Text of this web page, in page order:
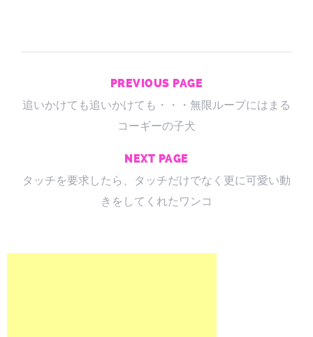
PREVIOUS PAGE
追いかけても追いかけても・・・無限ループにはまる
コーギーの子犬
NEXT PAGE
タッチを要求したら、タッチだけでなく更に可愛い動
きをしてくれたワンコ